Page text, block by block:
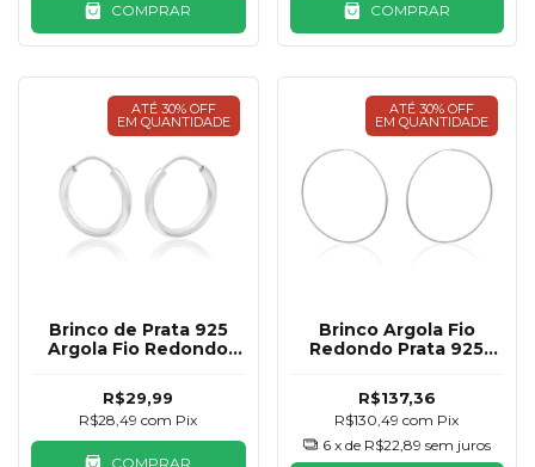
COMPRAR COMPRAR
ATÉ 30% OFF
EM QUANTIDADE
Brinco de Prata 925
Argola Fio Redondo
R$29,99
R$28,49com Pix
COMPRAR
ATÉ 30% OFF
EM QUANTIDADE
Brinco Argola Fio
Redondo Prata 925
R$137,36
R$130,49com Pix
6 x de R$22,89 sem juros